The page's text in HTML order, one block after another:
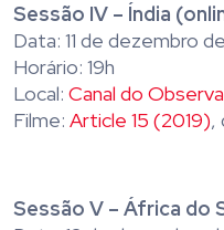
Sessão IV – Índia
Data: 11 de dezembro
Horário: 19h
Local: Canal do
Filme: Article 15 (2019),
Sessão V – África do